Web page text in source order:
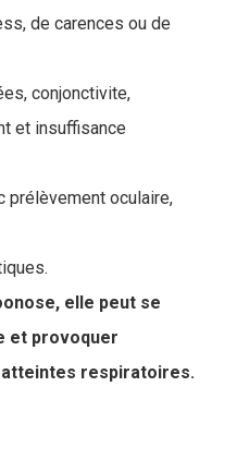
de carences ou de
conjonctivite,
et insuffisance
prélèvement oculaire,
elle peut se
et provoquer
respiratoires.